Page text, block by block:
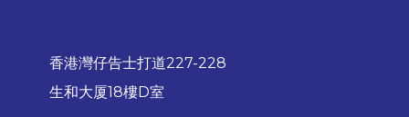
香港灣仔告士打道227-228
生和大厦18樓D室